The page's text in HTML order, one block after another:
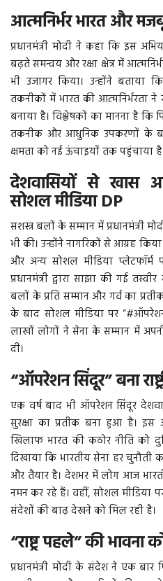
आत्मनिर्भर भारत और
प्रधानमंत्री मोदी ने कहा कि इस
बढ़ते समन्वय और रक्षा क्षेत्र में
भी उजागर किया। उन्होंने बताया
तकनीकों में भारत की आत्मनिर्भरता ने
बनाया है। विश्लेषकों का मानना है कि
तकनीक और आधुनिक उपकरणों के
क्षमता को नई ऊंचाइयों तक पहुंचाया
देशवासियों से खास
सोशल मीडिया DP
सशस्त्र बलों के सम्मान में प्रधानमंत्री
भी की। उन्होंने नागरिकों से आग्रह
और अन्य सोशल मीडिया प्लेटफॉर्म
प्रधानमंत्री द्वारा साझा की गई
बलों के प्रति सम्मान और गर्व का
के बाद सोशल मीडिया पर
लाखों लोगों ने सेना के सम्मान में
दी।
“ऑपरेशन सिंदूर” बना
एक वर्ष बाद भी ऑपरेशन सिंदूर
सुरक्षा का प्रतीक बना हुआ है।
खिलाफ भारत की कठोर नीति को
दिखाया कि भारतीय सेना हर
और तैयार है। देशभर में लोग आज
नमन कर रहे हैं। वहीं, सोशल मीडिया
संदेशों की बाढ़ देखने को मिल रही है।
“राष्ट्र पहले” की भावना
प्रधानमंत्री मोदी के संदेश ने एक बार